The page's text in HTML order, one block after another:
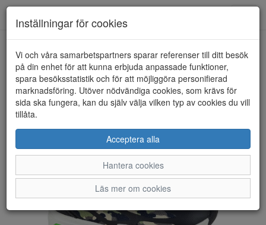
HEM KENNEDYSKO
Inställningar för cookies
Vi och våra samarbetspartners sparar referenser till ditt besök
på din enhet för att kunna erbjuda anpassade funktioner,
spara besöksstatistik och för att möjliggöra personifierad
marknadsföring. Utöver nödvändiga cookies, som krävs för
sida ska fungera, kan du själv välja vilken typ av cookies du vill
tillåta.
Acceptera alla
Hantera cookies
Läs mer om cookies